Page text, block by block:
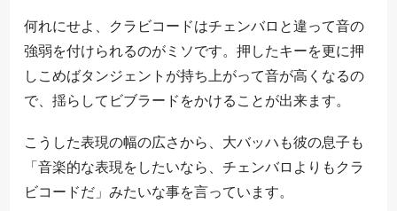
何れにせよ、クラビコードはチェンバロと違って音の
強弱を付けられるのがミソです。押したキーを更に押
しこめばタンジェントが持ち上がって音が高くなるの
で、揺らしてビブラードをかけることが出来ます。
こうした表現の幅の広さから、大バッハも彼の息子も
「音楽的な表現をしたいなら、チェンバロよりもクラ
ビコードだ」みたいな事を言っています。